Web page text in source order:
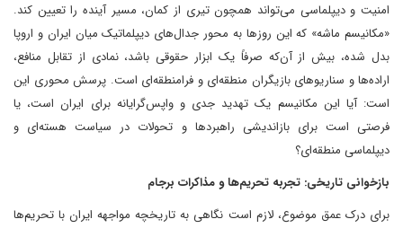
امنیت و دیپلماسی می‌تواند همچون تیری از کمان، مسیر آینده را تعیین کند.
«مکانیسم ماشه» که این روزها به محور جدال‌های دیپلماتیک میان ایران و اروپا
بدل شده، بیش از آن‌که صرفاً یک ابزار حقوقی باشد، نمادی از تقابل منافع،
اراده‌ها و سناریوهای بازیگران منطقه‌ای و فرامنطقه‌ای است. پرسش محوری این
است: آیا این مکانیسم یک تهدید جدی و واپس‌گرایانه برای ایران است، یا
فرصتی است برای بازاندیشی راهبردها و تحولات در سیاست هسته‌ای و
دیپلماسی منطقه‌ای؟
بازخوانی تاریخی: تجربه تحریم‌ها و مذاکرات برجام
برای درک عمق موضوع، لازم است نگاهی به تاریخچه مواجهه ایران با تحریم‌ها